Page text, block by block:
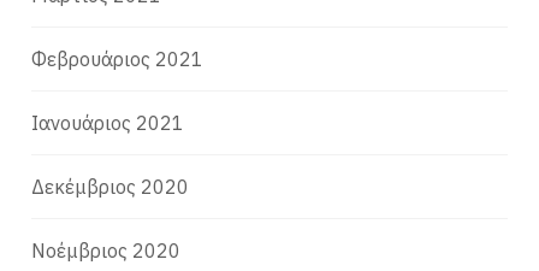
Φεβρουάριος 2021
Ιανουάριος 2021
Δεκέμβριος 2020
Νοέμβριος 2020